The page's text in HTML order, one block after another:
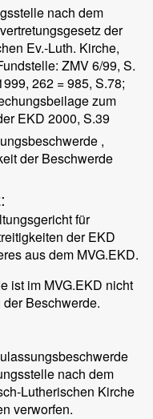
nach dem
der
Ev.-Luth. Kirche,
ZMV 6/99, S.
262 = 985, S.78;
zum
EKD 2000, S.39
,
der Beschwerde
für
der EKD
aus dem MVG.EKD.
ist im MVG.EKD nicht
Beschwerde.
nach dem
Lutherischen Kirche
verworfen.